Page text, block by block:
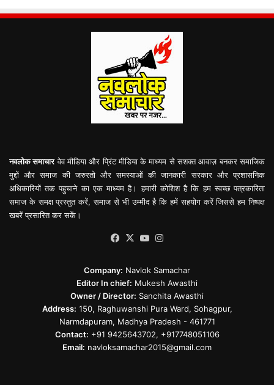
नवलोक समाचारवेव मीडिया और प्रिंट मीडिया के माध्यम से सशक्त आवाज़ बनकर समाजिक
मुद्दों और समाज की जरुरतो और समस्याओं की जानकारी सरकार और प्रशासनिक
अधिकारियों तक पहुचाने का एक माध्यम है। हमारी कोशिश है कि हम स्वच्छ पत्रकारिता
समाज के समक्ष प्रस्तुत करें, समाज से भी उम्मीद है कि हमें सहयोग करें जिससे हम निष्पक्ष
खबरें प्रसारित कर सकें।
Facebook
X YouTube
Company: Navlok Samachar
Editor In chief: Mukesh Awasthi
Owner / Director: Sanchita Awasthi
Address: 150, Raghuwanshi Pura Ward, Sohagpur,
Narmdapuram, Madhya Pradesh - 461771
Contact: +91 9425643702, +917748051106
Email: navloksamachar2015@gmail.com